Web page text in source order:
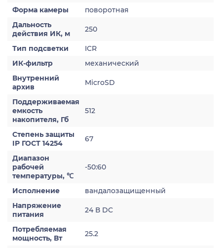
Форма камеры
поворотная
Дальность
действия ИК, м
250
Тип подсветки
ICR
ИК-фильтр
механический
Внутренний
архив
MicroSD
Поддерживаемая
емкость
накопителя, Гб
512
Степень защиты
IP ГОСТ 14254
67
Диапазон
рабочей
температуры, ℃
-50:60
Исполнение
вандалозащищенный
Напряжение
питания
24 В DC
Потребляемая
мощность, Вт
25.2